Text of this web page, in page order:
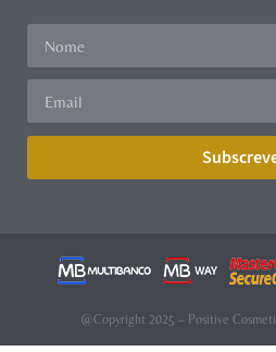
@Copyright 2025 – Positive